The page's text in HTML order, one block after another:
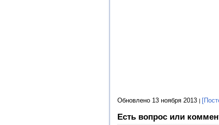
Обновлено 13 ноября 2013
Есть вопрос или